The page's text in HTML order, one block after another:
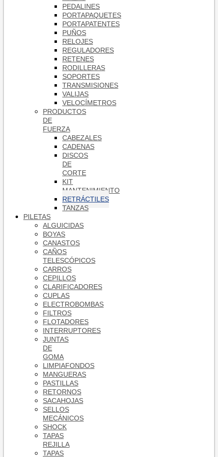
PEDALINES
PORTAPAQUETES
PORTAPATENTES
PUÑOS
RELOJES
REGULADORES
RETENES
RODILLERAS
SOPORTES
TRANSMISIONES
VALIJAS
VELOCÍMETROS
PRODUCTOS
DE
FUERZA
CABEZALES
CADENAS
DISCOS
DE
CORTE
KIT
MANTENIMIENTO
RETRÁCTILES
TANZAS
PILETAS
ALGUICIDAS
BOYAS
CANASTOS
CAÑOS
TELESCÓPICOS
CARROS
CEPILLOS
CLARIFICADORES
CUPLAS
ELECTROBOMBAS
FILTROS
FLOTADORES
INTERRUPTORES
JUNTAS
DE
GOMA
LIMPIAFONDOS
MANGUERAS
PASTILLAS
RETORNOS
SACAHOJAS
SELLOS
MECÁNICOS
SHOCK
TAPAS
REJILLA
TAPAS